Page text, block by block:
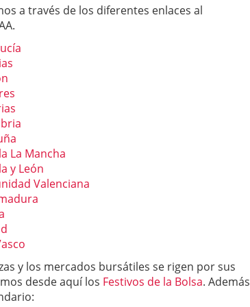
a través de los diferentes enlaces al
La Mancha
y León
Valenciana
y los mercados bursátiles se rigen por sus
desde aquí los Festivos de la Bolsa. Además